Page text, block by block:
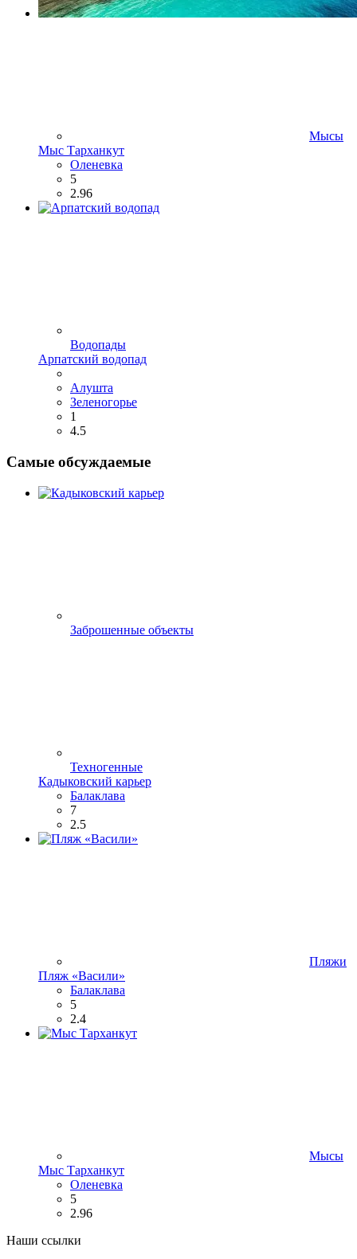
Мысы
Мыс Тарханкут
Оленевка
5
2.96
Водопады
Арпатский водопад
Алушта
Зеленогорье
1
4.5
Самые обсуждаемые
Заброшенные объекты
Техногенные
Кадыковский карьер
Балаклава
7
2.5
Пляжи
Пляж «Васили»
Балаклава
5
2.4
Мысы
Мыс Тарханкут
Оленевка
5
2.96
Наши ссылки